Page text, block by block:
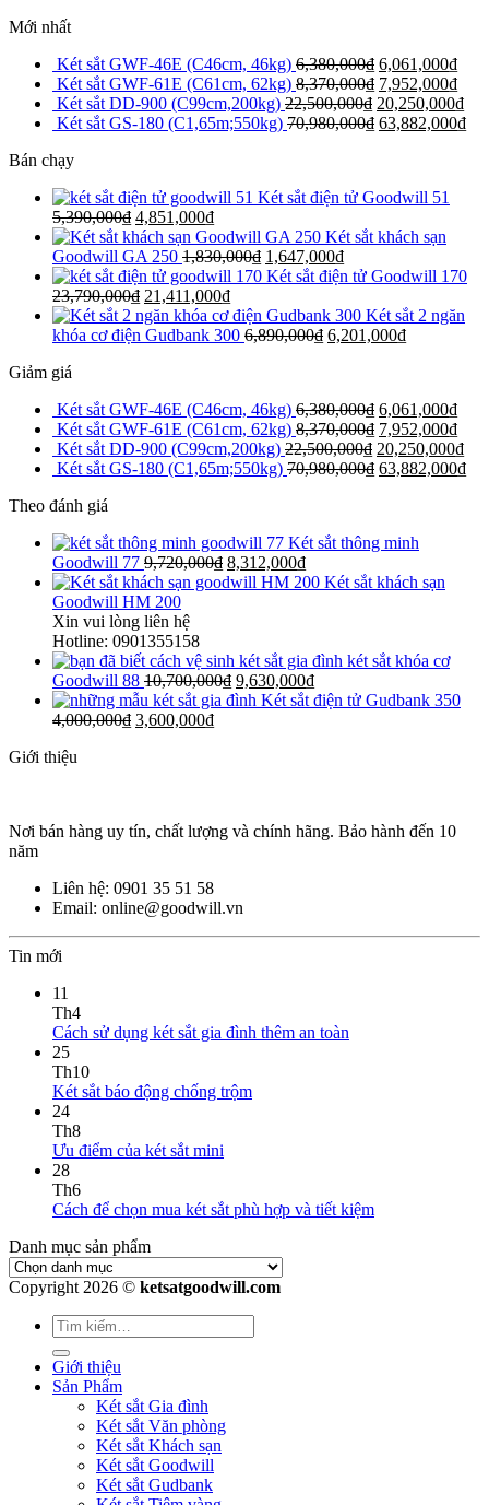
Mới nhất
Két sắt GWF-46E (C46cm, 46kg) 6,380,000₫ 6,061,000₫
Két sắt GWF-61E (C61cm, 62kg) 8,370,000₫ 7,952,000₫
Két sắt DD-900 (C99cm,200kg) 22,500,000₫ 20,250,000₫
Két sắt GS-180 (C1,65m;550kg) 70,980,000₫ 63,882,000₫
Bán chạy
Két sắt điện tử Goodwill 51
5,390,000₫ 4,851,000₫
Két sắt khách sạn
Goodwill GA 250 1,830,000₫ 1,647,000₫
Két sắt điện tử Goodwill 170
23,790,000₫ 21,411,000₫
Két sắt 2 ngăn
khóa cơ điện Gudbank 300 6,890,000₫ 6,201,000₫
Giảm giá
Két sắt GWF-46E (C46cm, 46kg) 6,380,000₫ 6,061,000₫
Két sắt GWF-61E (C61cm, 62kg) 8,370,000₫ 7,952,000₫
Két sắt DD-900 (C99cm,200kg) 22,500,000₫ 20,250,000₫
Két sắt GS-180 (C1,65m;550kg) 70,980,000₫ 63,882,000₫
Theo đánh giá
Két sắt thông minh
Goodwill 77 9,720,000₫ 8,312,000₫
Két sắt khách sạn
Goodwill HM 200
Xin vui lòng liên hệ
Hotline: 0901355158
két sắt khóa cơ
Goodwill 88 10,700,000₫ 9,630,000₫
Két sắt điện tử Gudbank 350
4,000,000₫ 3,600,000₫
Giới thiệu
Nơi bán hàng uy tín, chất lượng và chính hãng. Bảo hành đến 10
năm
Liên hệ: 0901 35 51 58
Email: online@goodwill.vn
Tin mới
11
Th4
Cách sử dụng két sắt gia đình thêm an toàn
25
Th10
Két sắt báo động chống trộm
24
Th8
Ưu điểm của két sắt mini
28
Th6
Cách để chọn mua két sắt phù hợp và tiết kiệm
Danh mục sản phẩm
Copyright 2026 © ketsatgoodwill.com
Giới thiệu
Sản Phẩm
Két sắt Gia đình
Két sắt Văn phòng
Két sắt Khách sạn
Két sắt Goodwill
Két sắt Gudbank